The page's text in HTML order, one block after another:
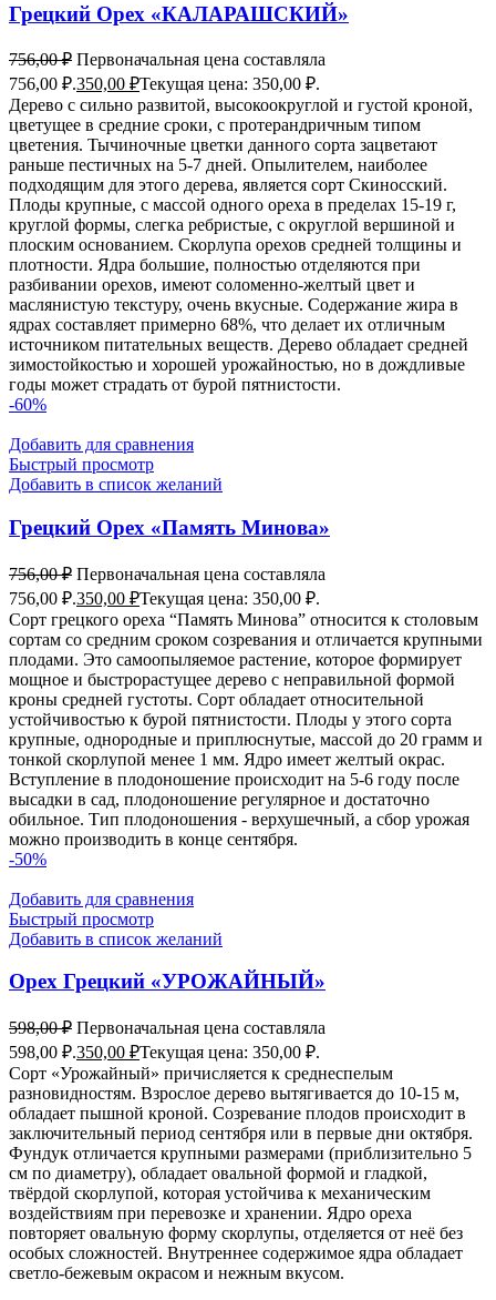
Грецкий Орех «КАЛАРАШСКИЙ»
756,00₽ Первоначальная цена составляла
756,00 ₽.350,00 ₽Текущая цена: 350,00 ₽.
Дерево с сильно развитой, высокоокруглой и густой кроной,
цветущее в средние сроки, с протерандричным типом
цветения. Тычиночные цветки данного сорта зацветают
раньше пестичных на 5-7 дней. Опылителем, наиболее
подходящим для этого дерева, является сорт Скиносский.
Плоды крупные, с массой одного ореха в пределах 15-19 г,
круглой формы, слегка ребристые, с округлой вершиной и
плоским основанием. Скорлупа орехов средней толщины и
плотности. Ядра большие, полностью отделяются при
разбивании орехов, имеют соломенно-желтый цвет и
маслянистую текстуру, очень вкусные. Содержание жира в
ядрах составляет примерно 68%, что делает их отличным
источником питательных веществ. Дерево обладает средней
зимостойкостью и хорошей урожайностью, но в дождливые
годы может страдать от бурой пятнистости.
-60%
Добавить для сравнения
Быстрый просмотр
Добавить в список желаний
Грецкий Орех «Память Минова»
756,00₽ Первоначальная цена составляла
756,00 ₽.350,00 ₽Текущая цена: 350,00 ₽.
Сорт грецкого ореха “Память Минова” относится к столовым
сортам со средним сроком созревания и отличается крупными
плодами. Это самоопыляемое растение, которое формирует
мощное и быстрорастущее дерево с неправильной формой
кроны средней густоты. Сорт обладает относительной
устойчивостью к бурой пятнистости. Плоды у этого сорта
крупные, однородные и приплюснутые, массой до 20 грамм и
тонкой скорлупой менее 1 мм. Ядро имеет желтый окрас.
Вступление в плодоношение происходит на 5-6 году после
высадки в сад, плодоношение регулярное и достаточно
обильное. Тип плодоношения - верхушечный, а сбор урожая
можно производить в конце сентября.
-50%
Добавить для сравнения
Быстрый просмотр
Добавить в список желаний
Орех Грецкий «УРОЖАЙНЫЙ»
598,00₽ Первоначальная цена составляла
598,00 ₽.350,00 ₽Текущая цена: 350,00 ₽.
Сорт «Урожайный» причисляется к среднеспелым
разновидностям. Взрослое дерево вытягивается до 10-15 м,
обладает пышной кроной. Созревание плодов происходит в
заключительный период сентября или в первые дни октября.
Фундук отличается крупными размерами (приблизительно 5
см по диаметру), обладает овальной формой и гладкой,
твёрдой скорлупой, которая устойчива к механическим
воздействиям при перевозке и хранении. Ядро ореха
повторяет овальную форму скорлупы, отделяется от неё без
особых сложностей. Внутреннее содержимое ядра обладает
светло-бежевым окрасом и нежным вкусом.